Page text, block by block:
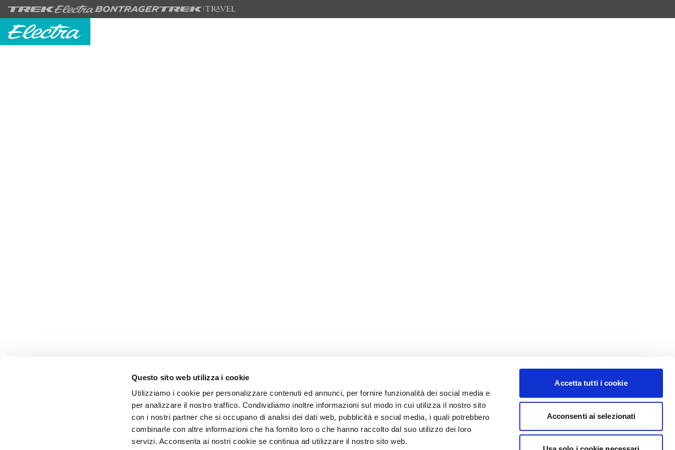
Questo sito web utilizza i cookie
Utilizziamo i cookie per personalizzare contenuti ed annunci, per fornire funzionalità dei social media e
per analizzare il nostro traffico. Condividiamo inoltre informazioni sul modo in cui utilizza il nostro sito
con i nostri partner che si occupano di analisi dei dati web, pubblicità e social media, i quali potrebbero
combinarle con altre informazioni che ha fornito loro o che hanno raccolto dal suo utilizzo dei loro
servizi. Acconsenta ai nostri cookie se continua ad utilizzare il nostro sito web.
Accetta tutti i cookie
Acconsenti ai selezionati